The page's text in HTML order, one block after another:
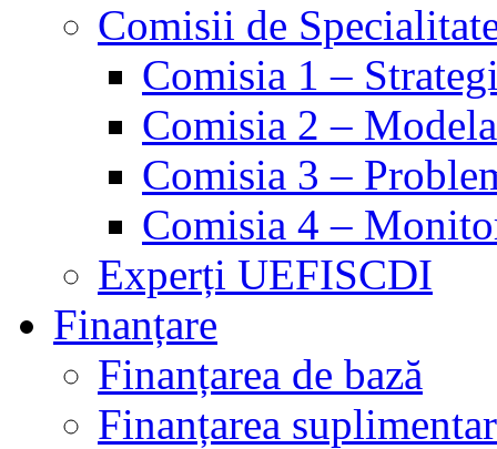
Comisii de
Comisia 1 –
Comisia 2 –
Comisia 3 –
Comisia 4 –
Experți UEFISCDI
Finanțare
Finanțarea de bază
Finanțarea